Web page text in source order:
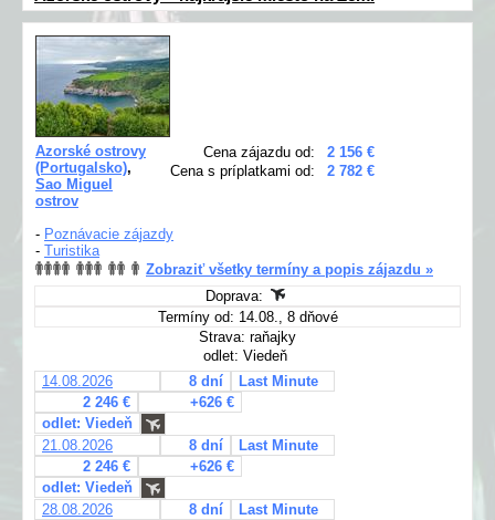
Cena zájazdu od:
2 156 €
Cena s príplatkami od:
2 782 €
Azorské ostrovy
(Portugalsko),
Sao Miguel
ostrov
- Poznávacie zájazdy
- Turistika
Zobraziť všetky termíny a popis zájazdu »
Doprava:
Termíny od: 14.08., 8 dňové
Strava: raňajky
odlet: Viedeň
14.08.2026
8 dní
Last Minute
2 246 €
+626 €
odlet: Viedeň
21.08.2026
8 dní
Last Minute
2 246 €
+626 €
odlet: Viedeň
28.08.2026
8 dní
Last Minute